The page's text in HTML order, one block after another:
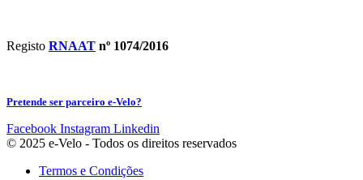
Registo RNAAT nº 1074/2016
Pretende ser parceiro e-Velo?
Facebook Instagram Linkedin
© 2025 e-Velo - Todos os direitos reservados
Termos e Condições